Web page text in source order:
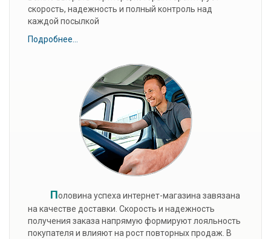
скорость, надежность и полный контроль над
каждой посылкой
Подробнее...
Половина успеха интернет-магазина завязана
на качестве доставки. Скорость и надежность
получения заказа напрямую формируют лояльность
покупателя и влияют на рост повторных продаж. В